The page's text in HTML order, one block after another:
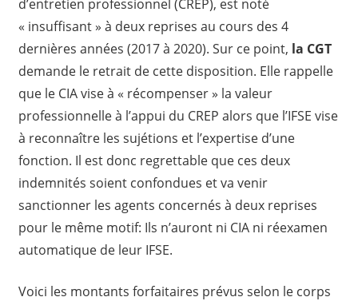
d’entretien professionnel (CREP), est noté
« insuffisant » à deux reprises au cours des 4
dernières années (2017 à 2020). Sur ce point, la CGT
demande le retrait de cette disposition. Elle rappelle
que le CIA vise à « récompenser » la valeur
professionnelle à l’appui du CREP alors que l’IFSE vise
à reconnaître les sujétions et l’expertise d’une
fonction. Il est donc regrettable que ces deux
indemnités soient confondues et va venir
sanctionner les agents concernés à deux reprises
pour le même motif: Ils n’auront ni CIA ni réexamen
automatique de leur IFSE.
Voici les montants forfaitaires prévus selon le corps